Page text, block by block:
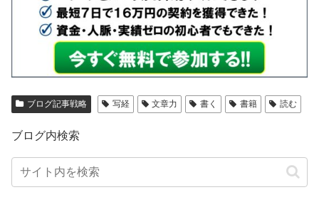
ブログ記事戦略 写経 文章力 書く 書籍 読む
ブログ内検索